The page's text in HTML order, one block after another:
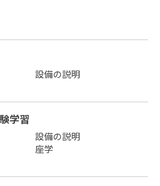
設備の説明
学習
設備の説明
座学